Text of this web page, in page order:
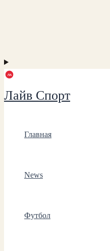
Лайв Спорт
Главная
News
Футбол